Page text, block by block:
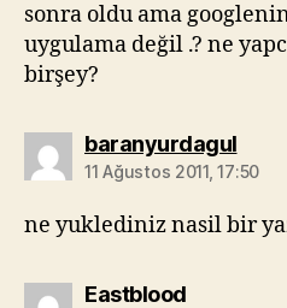
sonra oldu ama
uygulama değil .? ne
birşey?
baranyurdagul
11 Ağustos 2011, 17:50
ne yuklediniz nasil bir
Eastblooddiyorki: